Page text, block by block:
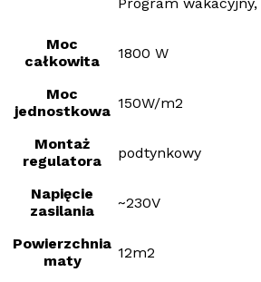
Program
Moc
całkowita
1800 W
Moc
jednostkowa 150W/m2
Montaż
regulatora
podtynkowy
Napięcie
zasilania
~230V
Powierzchnia
maty
12m2